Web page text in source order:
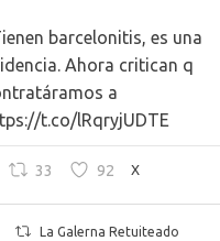
barcelonitis, es una
Ahora critican q
a
t.co/lRqryjUDTE
33 92 X
La Galerna Retuiteado